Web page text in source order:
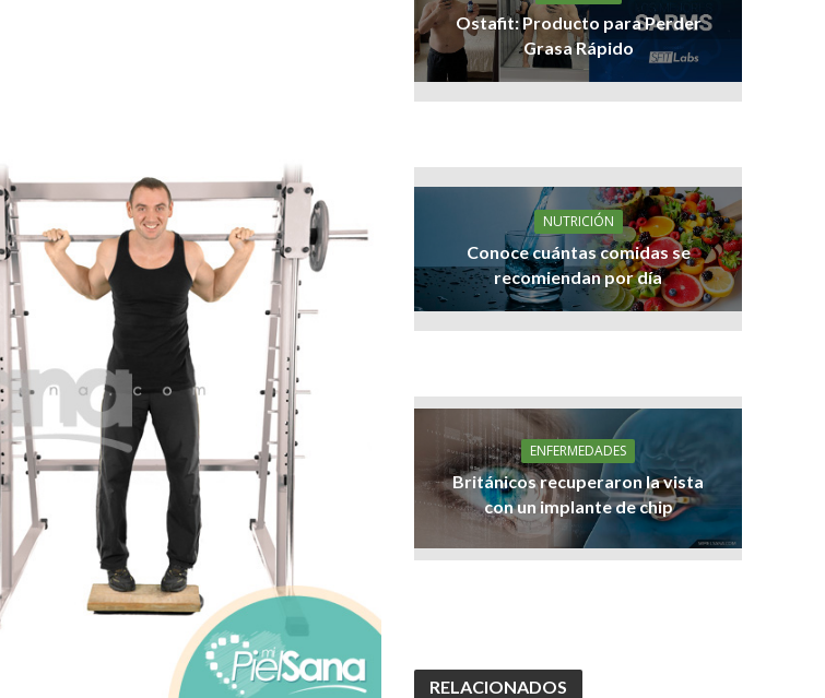
Ostafit: Producto para Perder
Grasa Rápido
NUTRICIÓN
Conoce cuántas comidas se
recomiendan por día
ENFERMEDADES
Británicos recuperaron la vista
con un implante de chip
RELACIONADOS